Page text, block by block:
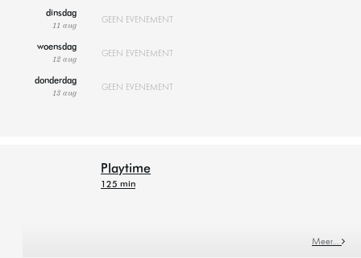
dinsdag
11 aug
GEEN EVENEMENT
woensdag
12 aug
GEEN EVENEMENT
donderdag
13 aug
GEEN EVENEMENT
Playtime
125 min
Meer…